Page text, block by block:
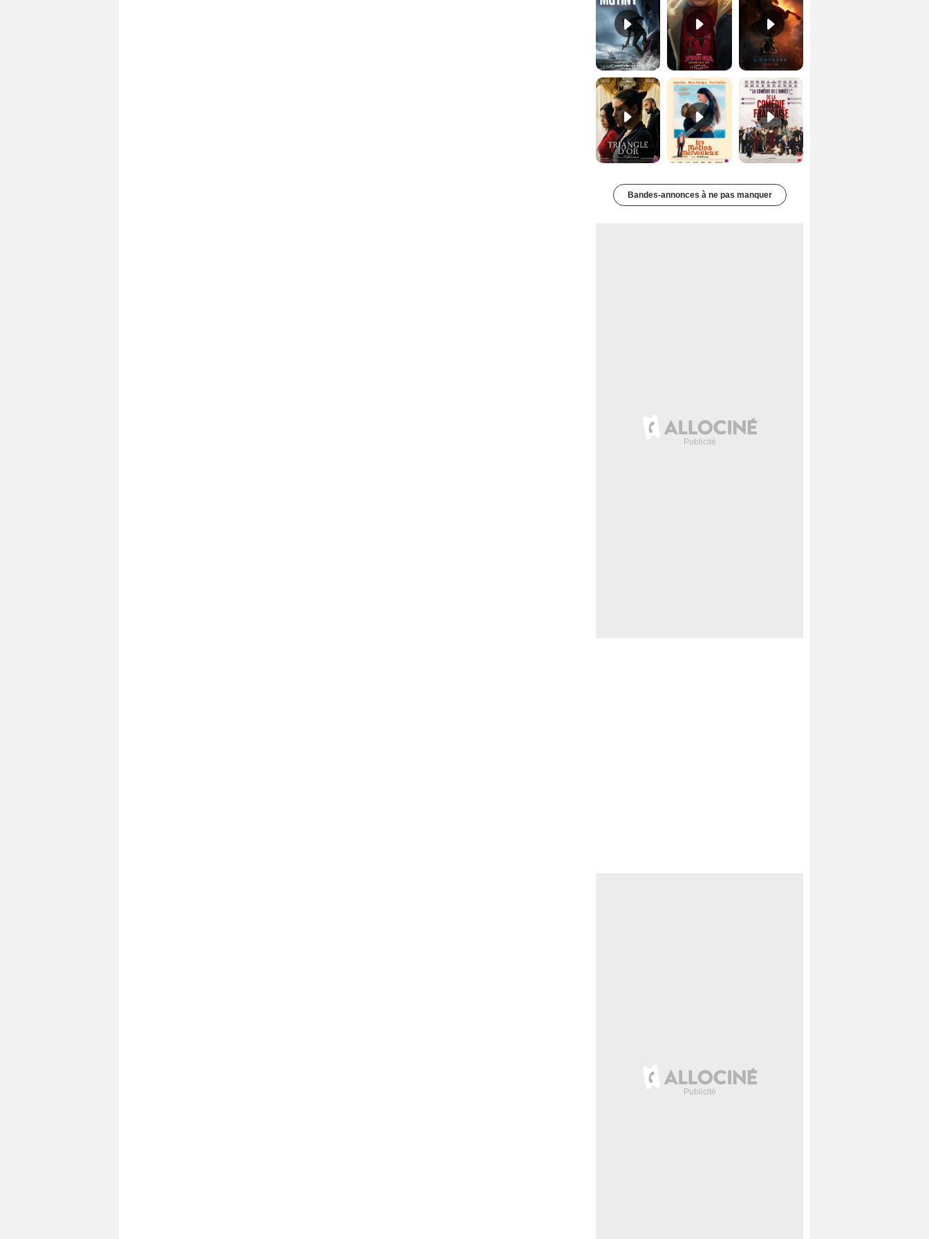
Le Triangle d'or Bande-annonce VF De la Comédie-Française Teaser VF
Bandes-annonces à ne pas manquer